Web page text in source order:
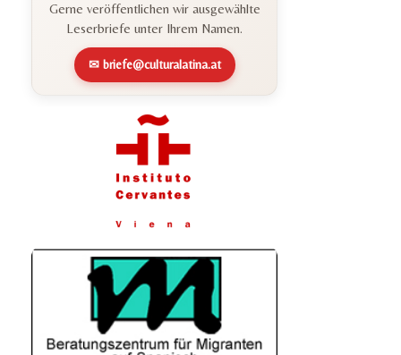
Gerne veröffentlichen wir ausgewählte
Leserbriefe unter Ihrem Namen.
✉ briefe@culturalatina.at